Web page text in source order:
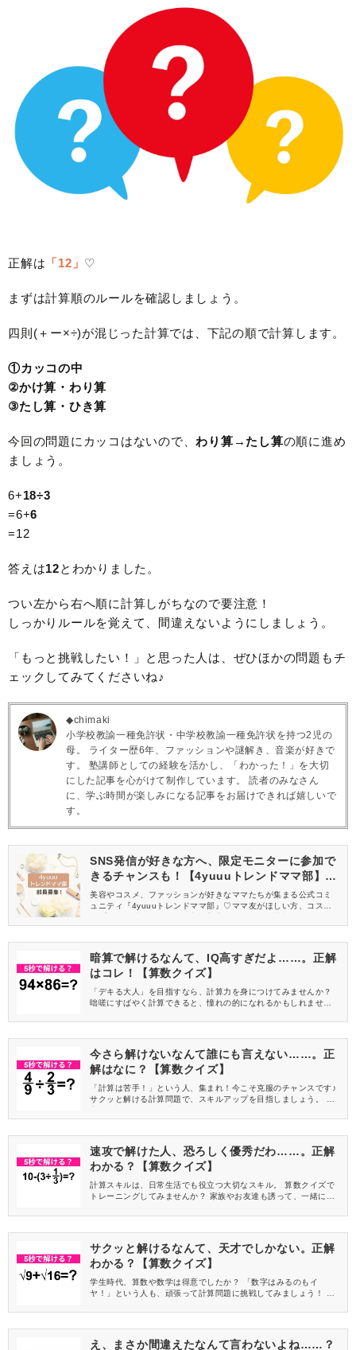
正解は 「12」 ♡
まずは計算順のルールを確認しましょう。
四則(＋ー×÷)が混じった計算では、下記の順で計算します。
①カッコの中
②かけ算・わり算
③たし算・ひき算
今回の問題にカッコはないので、わり算→たし算の順に進め
ましょう。
6+18÷3
=6+6
=12
答えは12とわかりました。
つい左から右へ順に計算しがちなので要注意！
しっかりルールを覚えて、間違えないようにしましょう。
「もっと挑戦したい！」と思った人は、ぜひほかの問題もチ
ェックしてみてくださいね♪
◆chimaki
小学校教諭一種免許状・中学校教諭一種免許状を持つ2児の
母。 ライター歴6年、ファッションや謎解き、音楽が好きで
す。 塾講師としての経験を活かし、「わかった！」を大切
にした記事を心がけて制作しています。 読者のみなさん
に、学ぶ時間が楽しみになる記事をお届けできれば嬉しいで
す。
SNS発信が好きな方へ、限定モニターに参加で
きるチャンスも！【4yuuuトレンドママ部】部
員募集中
美容やコスメ、ファッションが好きなママたちが集まる公式コミ
ュニティ『4yuuuトレンドママ部』♡ママ友がほしい方、コスメサ
信してくれる方を募集しています！
暗算で解けるなんて、IQ高すぎだよ……。正解
はコレ！【算数クイズ】
「デキる大人」を目指すなら、計算力を身につけてみませんか？
咄嗟にすばやく計算できると、憧れの的になれるかもしれません
今さら解けないなんて誰にも言えない……。正
解はなに？【算数クイズ】
「計算は苦手！」という人、集まれ！今こそ克服のチャンスです♪
サクッと解ける計算問題で、スキルアップを目指しましょう。 丁
速攻で解けた人、恐ろしく優秀だわ……。正解
わかる？【算数クイズ】
計算スキルは、日常生活でも役立つ大切なスキル。 算数クイズで
トレーニングしてみませんか？ 家族やお友達も誘って、一緒に挑
サクッと解けるなんて、天才でしかない。正解
わかる？【算数クイズ】
学生時代、算数や数学は得意でしたか？ 「数字はみるのもイ
ヤ！」という人も、頑張って計算問題に挑戦してみましょう！ 今
え、まさか間違えたなんて言わないよね……？